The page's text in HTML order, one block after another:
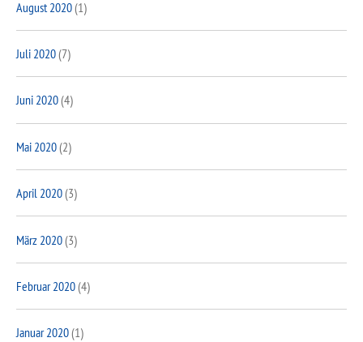
August 2020(1)
Juli 2020(7)
Juni 2020(4)
Mai 2020(2)
April 2020(3)
März 2020(3)
Februar 2020(4)
Januar 2020(1)